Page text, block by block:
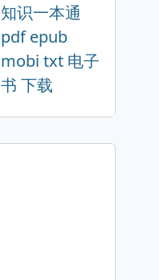
知识一本通
pdf epub
mobi txt 电子
书 下载